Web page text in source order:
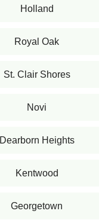
Holland
Royal Oak
St. Clair Shores
Novi
Dearborn Heights
Kentwood
Georgetown